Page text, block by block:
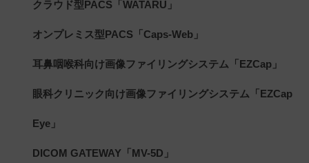
クラウド型PACS「WATARU」
オンプレミス型PACS「Caps-Web」
耳鼻咽喉科向け画像ファイリングシステム「EZCap」
眼科クリニック向け画像ファイリングシステム「EZCap
Eye」
DICOM GATEWAY「MV-5D」